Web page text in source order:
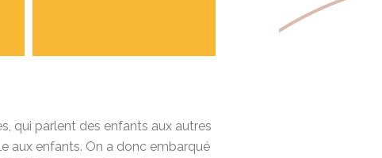
qui parlent des enfants aux autres
aux enfants. On a donc embarqué